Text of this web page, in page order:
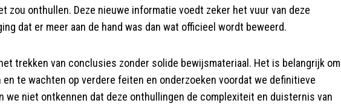
zou onthullen. Deze nieuwe informatie voedt zeker het vuur van deze
dat er meer aan de hand was dan wat officieel wordt beweerd.
trekken van conclusies zonder solide bewijsmateriaal. Het is belangrijk om
te wachten op verdere feiten en onderzoeken voordat we definitieve
we niet ontkennen dat deze onthullingen de complexiteit en duisternis van